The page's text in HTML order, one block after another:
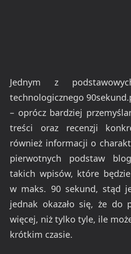
Jednym z
technologicznego
– oprócz bardziej
treści oraz recenzji
również informacji o
pierwotnych podstaw
takich wpisów, które
w maks. 90 sekund, stąd
jednak okazało się, że do
więcej, niż tylko tyle, ile
krótkim czasie.